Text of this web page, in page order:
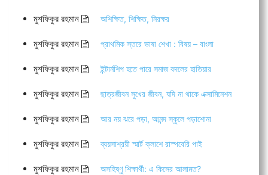
মুশফিকুর রহমান অশিক্ষিত, শিক্ষিত, নিরক্ষর
মুশফিকুর রহমান প্রাথমিক স্তরে ভাষা শেখা : বিষয় – বাংলা
মুশফিকুর রহমান ইন্টার্নশিপ হতে পারে সমাজ বদলের হাতিয়ার
মুশফিকুর রহমান ছাত্রজীবন সুখের জীবন, যদি না থাকে এক্সামিনেশন
মুশফিকুর রহমান আর নয় ঝরে পড়া, আনন্দ স্কুলে পড়াশোনা
মুশফিকুর রহমান ব্যয়সাশ্রয়ী স্মার্ট ক্লাশে রাস্পবেরি পাই
মুশফিকুর রহমান অসহিষ্ণু শিক্ষার্থী: এ কিসের আলামত?